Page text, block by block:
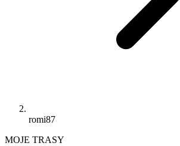
romi87
MOJE TRASY